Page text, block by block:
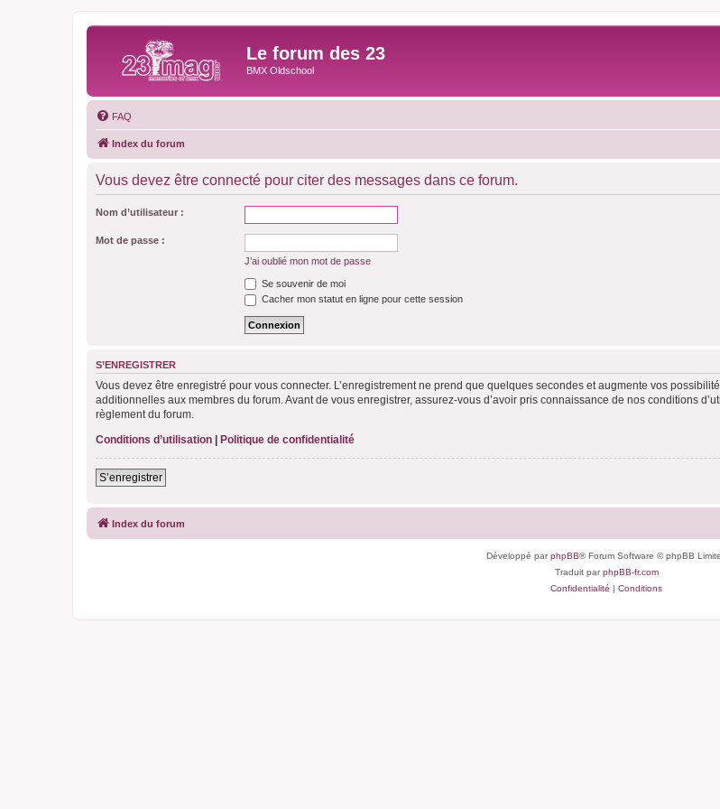
Le forum des 23
BMX Oldschool
FAQ
Index du forum
Vous devez être connecté pour citer des messages dans ce forum.
Nom d’utilisateur :
Mot de passe :
J’ai oublié mon mot de passe
Se souvenir de moi
Cacher mon statut en ligne pour cette session
S’ENREGISTRER
Vous devez être enregistré pour vous connecter. L’enregistrement ne prend que quelques secondes et augmente vos
additionnelles aux membres du forum. Avant de vous enregistrer, assurez-vous d’avoir pris connaissance de nos conditions
règlement du forum.
Conditions d’utilisation
Politique de confidentialité
S’enregistrer
Index du forum
Développé parphpBB® Forum Software © phpBB
Traduit parphpBB-fr.com
Confidentialité | Conditions